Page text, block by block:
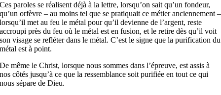
Ces paroles se réalisent déjà à la lettre, lorsqu’on sait qu’un fondeur,
qu’un orfèvre – au moins tel que se pratiquait ce métier anciennement –
lorsqu’il met au feu le métal pour qu’il devienne de l’argent, reste
accroupi près du feu où le métal est en fusion, et le retire dès qu’il voit
son visage se refléter dans le métal. C’est le signe que la purification du
métal est à point.
De même le Christ, lorsque nous sommes dans l’épreuve, est assis à
nos côtés jusqu’à ce que la ressemblance soit purifiée en tout ce qui
nous sépare de Dieu.